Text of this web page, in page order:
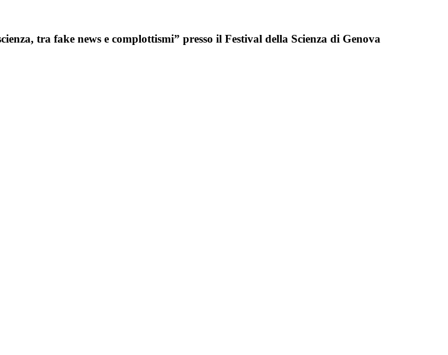
tra fake news e complottismi” presso il Festival della Scienza di Genova